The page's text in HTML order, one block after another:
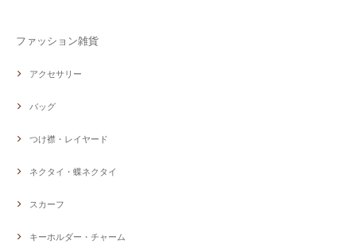
ファッション雑貨
アクセサリー
バッグ
つけ襟・レイヤード
ネクタイ・蝶ネクタイ
スカーフ
キーホルダー・チャーム